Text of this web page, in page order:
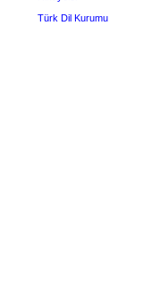
Türk Dil Kurumu